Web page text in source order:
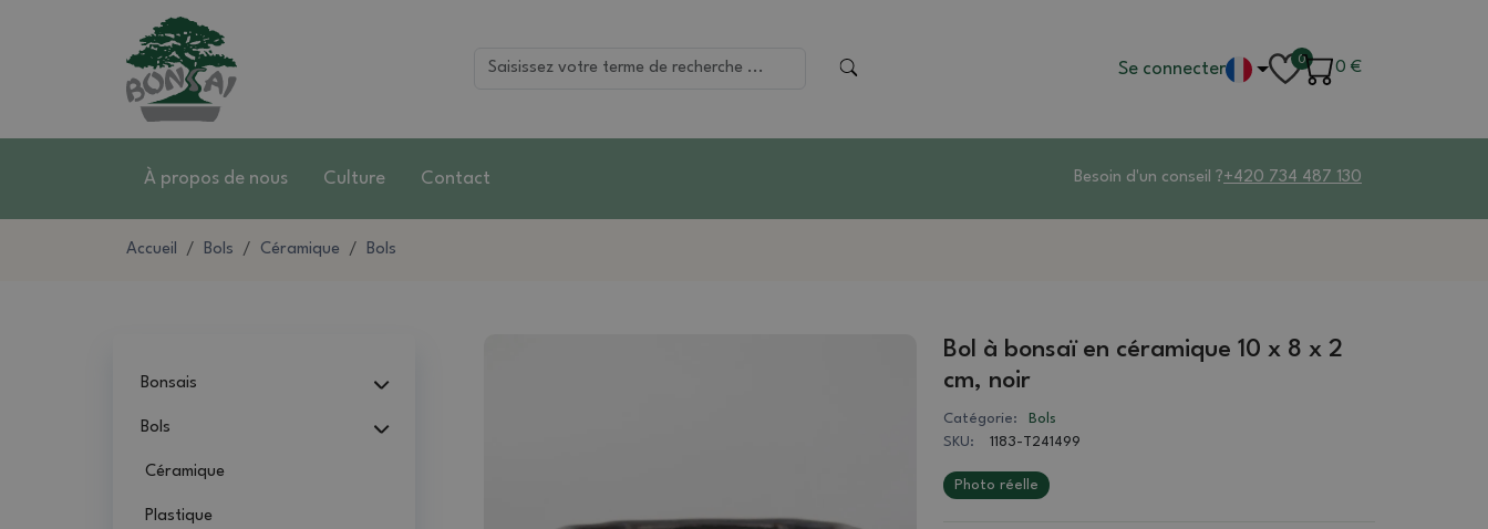
Se connecter 0
0 €
À propos de nous Culture Contact Besoin d'un conseil ?+420 734 487 130
Accueil Bols Céramique Bols
Bonsais
Bols
Céramique
Plastique
Bol à bonsaï en céramique 10 x 8 x 2
cm, noir
Catégorie:
Bols
SKU:
1183-T241499
Photo réelle